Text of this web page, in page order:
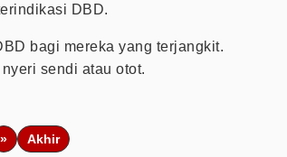
DBD.
bagi mereka yang terjangkit.
sendi atau otot.
» Akhir